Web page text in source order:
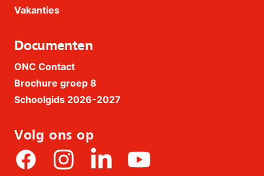
Vakanties
Documenten
ONC Contact
Brochure groep 8
Schoolgids 2026-2027
Volg ons op